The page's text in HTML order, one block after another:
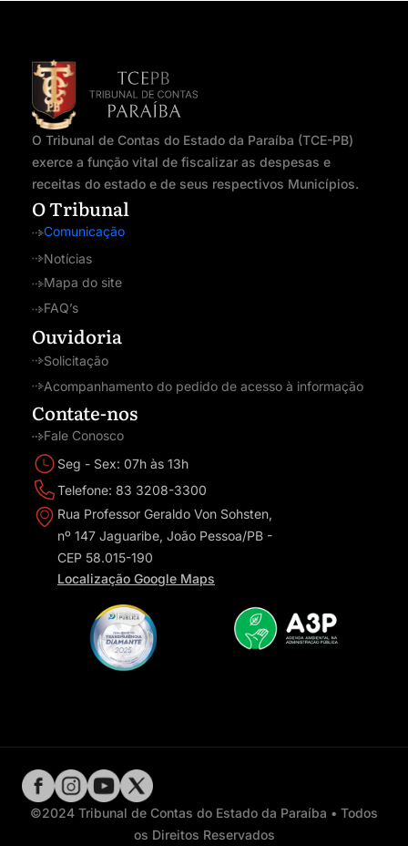
O Tribunal de Contas do Estado da Paraíba (TCE-PB)
exerce a função vital de fiscalizar as despesas e
receitas do estado e de seus respectivos Municípios.
O Tribunal
Comunicação
Notícias
Mapa do site
FAQ’s
Ouvidoria
Solicitação
Acompanhamento do pedido de acesso à informação
Contate-nos
Fale Conosco
Seg - Sex: 07h às 13h
Telefone: 83 3208-3300
Rua Professor Geraldo Von Sohsten,
nº 147 Jaguaribe, João Pessoa/PB -
CEP 58.015-190
Localização Google Maps
©2024 Tribunal de Contas do Estado da Paraíba • Todos
os Direitos Reservados